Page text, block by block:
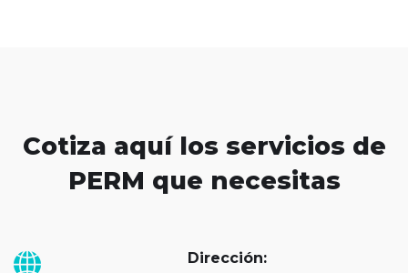
Cotiza aquílos servicios de
PERM que necesitas
Dirección: